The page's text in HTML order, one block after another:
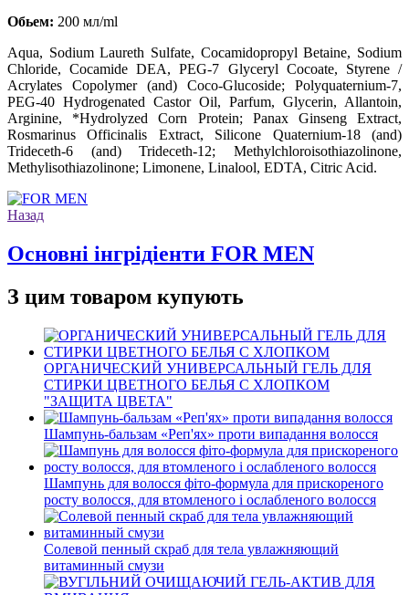
Обьем: 200 мл/ml
Aqua, Sodium Laureth Sulfate, Cocamidopropyl Betaine, Sodium
Chloride, Cocamide DEA, PEG-7 Glyceryl Cocoate, Styrene /
Acrylates Copolymer (and) Coco-Glucoside; Polyquaternium-7,
PEG-40 Hydrogenated Castor Oil, Parfum, Glycerin, Allantoin,
Arginine, *Hydrolyzed Corn Protein; Panax Ginseng Extract,
Rosmarinus Officinalis Extract, Silicone Quaternium-18 (and)
Trideceth-6 (and) Trideceth-12; Methylchloroisothiazolinone,
Methylisothiazolinone; Limonene, Linalool, EDTA, Citric Acid.
Назад
Основні інгрідіенти FOR MEN
З цим товаром купують
ОРГАНИЧЕСКИЙ УНИВЕРСАЛЬНЫЙ ГЕЛЬ ДЛЯ
СТИРКИ ЦВЕТНОГО БЕЛЬЯ С ХЛОПКОМ
"ЗАЩИТА ЦВЕТА"
Шампунь-бальзам «Реп'ях» проти випадання волосся
Шампунь для волосся фіто-формула для прискореного
росту волосся, для втомленого і ослабленого волосся
Солевой пенный скраб для тела увлажняющий
витаминный смузи